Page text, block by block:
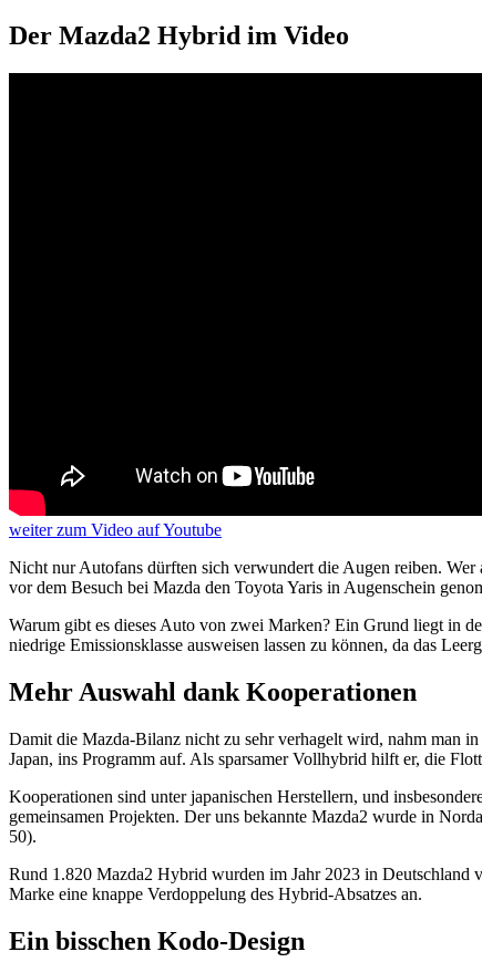
Der Mazda2 Hybrid im Video
weiterzum Video auf Youtube
Nicht nur Autofans dürften sich verwundert die Augen reiben.
vor dem Besuch bei Mazda den Toyota Yaris in Augenschein
Warum gibt es dieses Auto von zwei Marken? Ein Grund liegt in
niedrige Emissionsklasse ausweisen lassen zu können, da das
Mehr Auswahl dank Kooperationen
Damit die Mazda-Bilanz nicht zu sehr verhagelt wird, nahm man
Japan, ins Programm auf. Als sparsamer Vollhybrid hilft er, die
Kooperationen sind unter japanischen Herstellern, und
gemeinsamen Projekten. Der uns bekannte Mazda2 wurde in
50).
Rund 1.820 Mazda2 Hybrid wurden im Jahr 2023 in Deutschland
Marke eine knappe Verdoppelung des Hybrid-Absatzes an.
Ein bisschen Kodo-Design